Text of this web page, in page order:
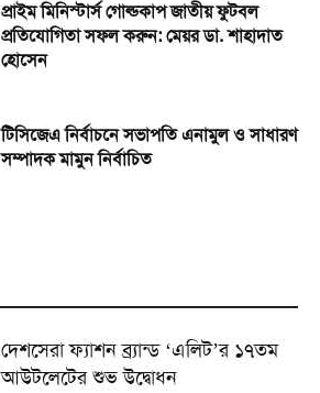
প্রাইম মিনিস্টার্স গোল্ডকাপ জাতীয় ফুটবল
প্রতিযোগিতা সফল করুন: মেয়র ডা. শাহাদাত
হোসেন
টিসিজেএ নির্বাচনে সভাপতি এনামুল ও সাধারণ
সম্পাদক মামুন নির্বাচিত
দেশসেরা ফ্যাশন ব্র্যান্ড ‘এলিট’র ১৭তম
আউটলেটের শুভ উদ্বোধন